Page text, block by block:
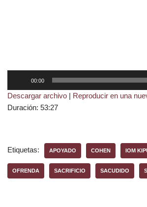
p
r
u
00:00
Descargar archivo | Reproducir en una
Duración: 53:27
Etiquetas: APOYADO COHEN IOM
OFRENDA SACRIFICIO SACUDIDO